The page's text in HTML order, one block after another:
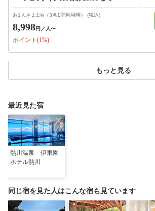
お1人さま1泊（3名1室利用時） (税込)
8,998円 ／人〜
ポイント(1%)
もっと見る
最近見た宿
熱川温泉 伊東園
ホテル熱川
同じ宿を見た人はこんな宿も見ています